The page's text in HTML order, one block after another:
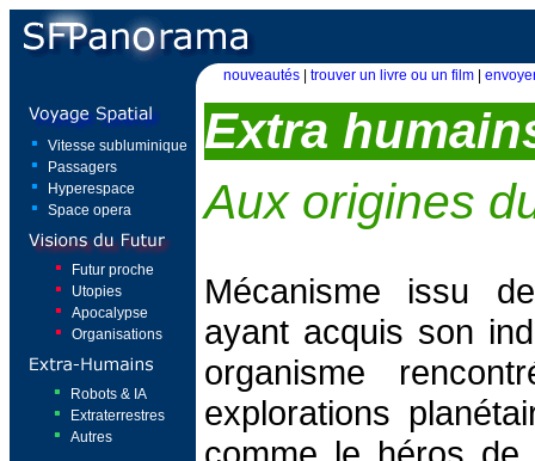
nouveautés trouver un livre ou un film
Vitesse subluminique
Passagers
Hyperespace
Space opera
Futur proche
Utopies
Apocalypse
Organisations
Robots & IA
Extraterrestres
Autres
Extra
Aux origines
Mécanisme issu
ayant acquis son
organisme
explorations